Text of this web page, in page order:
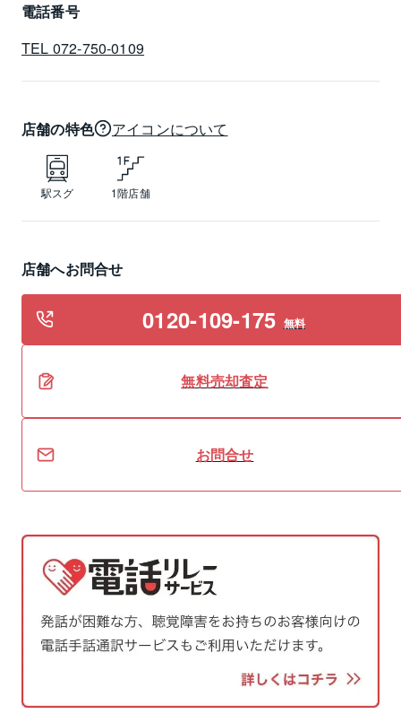
電話番号
TEL 072-750-0109
店舗の特色 アイコンについて
駅スグ 1階店舗
店舗へお問合せ
0120-109-175 無料
無料売却査定
お問合せ